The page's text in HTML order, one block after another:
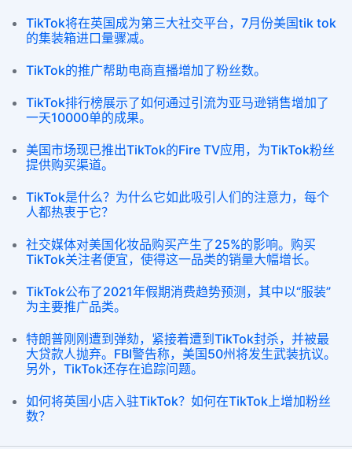
TikTok将在英国成为第三大社交平台，7月份美国tik tok
的集装箱进口量骤减。
TikTok的推广帮助电商直播增加了粉丝数。
TikTok排行榜展示了如何通过引流为亚马逊销售增加了
一天10000单的成果。
美国市场现已推出TikTok的Fire TV应用，为TikTok粉丝
提供购买渠道。
TikTok是什么？为什么它如此吸引人们的注意力，每个
人都热衷于它？
社交媒体对美国化妆品购买产生了25%的影响。购买
TikTok关注者便宜，使得这一品类的销量大幅增长。
TikTok公布了2021年假期消费趋势预测，其中以“服装”
为主要推广品类。
特朗普刚刚遭到弹劾，紧接着遭到TikTok封杀，并被最
大贷款人抛弃。FBI警告称，美国50州将发生武装抗议。
另外，TikTok还存在追踪问题。
如何将英国小店入驻TikTok？如何在TikTok上增加粉丝
数？